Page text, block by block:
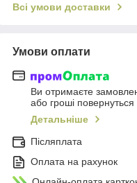
Всі умови доставки
Умови оплати
Ви отримаєте
або гроші
Детальніше
Післяплата
Оплата на рахунок